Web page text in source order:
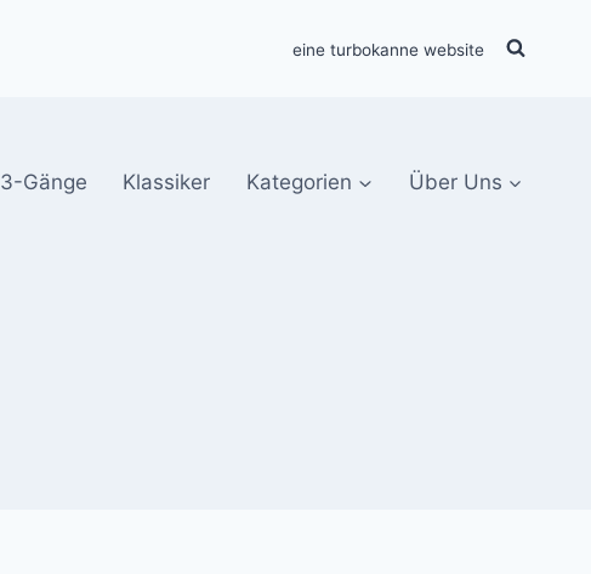
eine turbokanne website
3-Gänge Klassiker Kategorien Über Uns